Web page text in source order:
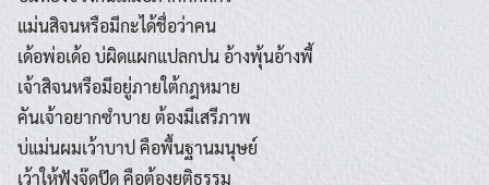
แม่นสิจนหรือมีกะได้ชื่อว่าคน
เด้อพ่อเด้อ บ่ผิดแผกแปลกปน อ้างพุ้นอ้างพี้
เจ้าสิจนหรือมีอยู่ภายใต้กฎหมาย
คันเจ้าอยากซำบาย ต้องมีเสรีภาพ
บ่แม่นผมเว้าบาป คือพื้นฐานมนุษย์
เว้าให้ฟังจุ๊ดปุ๊ด คือต้องยุติธรรม